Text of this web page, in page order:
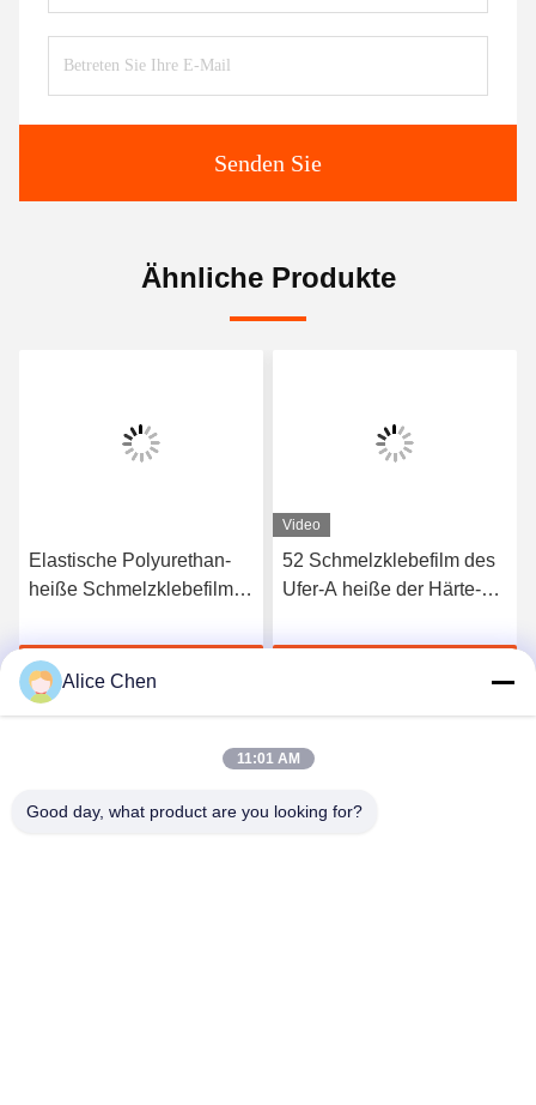
Senden Sie
Ähnliche Produkte
Elastische Polyurethan-
heiße Schmelzklebefilm
Jetzt Chatten
Video
52 Schmelzklebefilm des
Ufer-A heiße der Härte-
Unterwäsche
Alice Chen
11:01 AM
Good day, what product are you looking for?